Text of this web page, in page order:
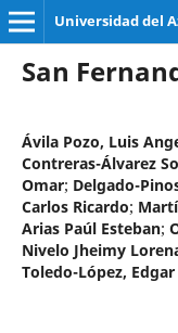
Universidad del
San
Ávila Pozo, Luis
Contreras-Álvarez
Omar; Delgado-
Carlos Ricardo;
Arias Paúl Esteban;
Nivelo Jheimy
Toledo-López,